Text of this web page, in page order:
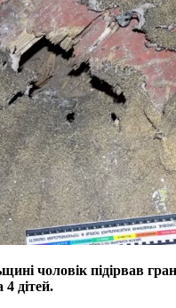
чоловік підірвав
4 дітей.